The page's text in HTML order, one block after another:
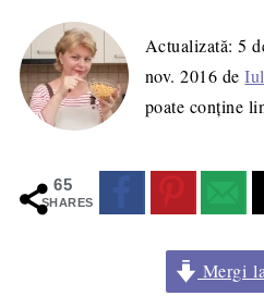
Actualizată:5
nov. 2016 de
poate conține
65
SHARES
Mergi